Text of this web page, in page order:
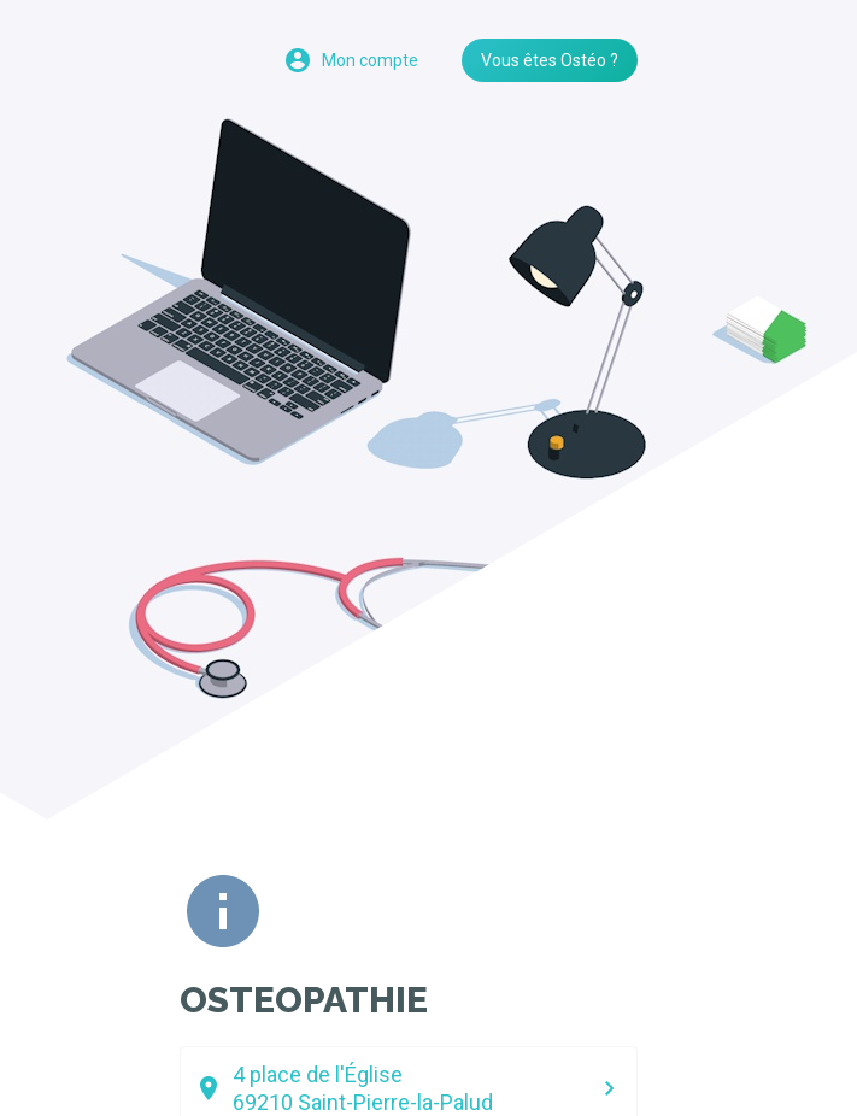
Mon compte Vous êtes Ostéo ?
OSTEOPATHIE
4 place de l'Église
69210 Saint-Pierre-la-Palud